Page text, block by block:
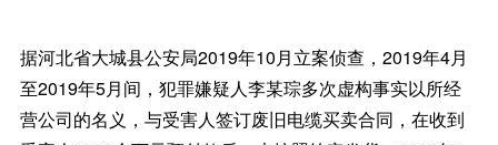
据河北省大城县公安局2019年10月立案侦查，2019年4月
至2019年5月间，犯罪嫌疑人李某琮多次虚构事实以所经
营公司的名义，与受害人签订废旧电缆买卖合同，在收到